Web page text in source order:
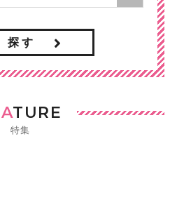
探 す
ATURE
特集